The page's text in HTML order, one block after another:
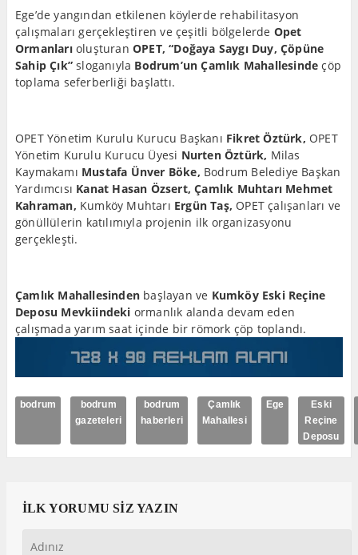
Ege’de yangından etkilenen köylerde rehabilitasyon
çalışmaları gerçekleştiren ve çeşitli bölgelerde Opet
OrmanlarıoluşturanOPET, “Doğaya Saygı Duy, Çöpüne
Sahip Çık” sloganıyla Bodrum’un Çamlık Mahallesinde çöp
toplama seferberliği başlattı.
OPET Yönetim Kurulu Kurucu Başkanı Fikret Öztürk, OPET
Yönetim Kurulu Kurucu Üyesi Nurten Öztürk, Milas
Kaymakamı Mustafa Ünver Böke, Bodrum Belediye Başkan
Yardımcısı Kanat Hasan Özsert, Çamlık Muhtarı Mehmet
Kahraman, Kumköy Muhtarı Ergün Taş, OPET çalışanları ve
gönüllülerin katılımıyla projenin ilk organizasyonu
gerçekleşti.
Çamlık Mahallesinden başlayan ve Kumköy Eski Reçine
Deposu Mevkiindeki ormanlık alanda devam eden
çalışmada yarım saat içinde bir römork çöp toplandı.
bodrum
bodrum
gazeteleri
bodrum
haberleri
Çamlık
Mahallesi
Ege
Eski
Reçine
Deposu
İLK YORUMU SİZ YAZIN